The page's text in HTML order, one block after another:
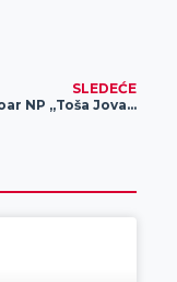
SLEDEĆE
Repertoar NP „Toša Jovanović” za septembar 2024.